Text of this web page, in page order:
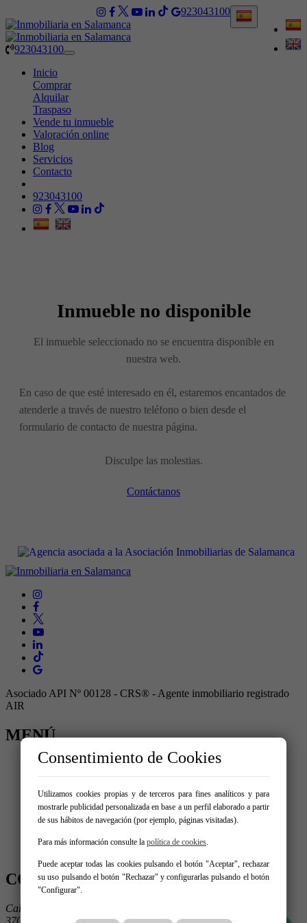
923043100
923043100
Toggle
Inicio
Comprar
Alquilar
Traspaso
Vende tu inmueble
Valoración online
Blog
Servicios
Contacto
923043100
Inmueble no disponible
El inmueble seleccionado no se encuentra disponible en
nuestra web.
En caso de que esté interesado en él, estaremos encantados de
atenderle a través de nuestro teléfono o bien desde el
formulario de contacto de nuestra página.
Disculpe las molestias.
Contáctanos
Asociado API Nº 00128 - CRS® - Agente inmobiliario registrado
AIR
MENÚ
Inicio
Comprar
Alquilar
Traspaso
Vende tu inmueble
Blog
Servicios
CONTÁCTANOS
Calle Condes de Crespo Rascón 2
Consentimiento de Cookies
Utilizamos cookies propias y de terceros para fines analíticos y para
mostrarle publicidad personalizada en base a un perfil elaborado a partir
de sus hábitos de navegación (por ejemplo, páginas visitadas).
Para más información consulte la política de cookies.
Puede aceptar todas las cookies pulsando el botón "Aceptar", rechazar
su uso pulsando el botón "Rechazar" y configurarlas pulsando el botón
"Configurar".